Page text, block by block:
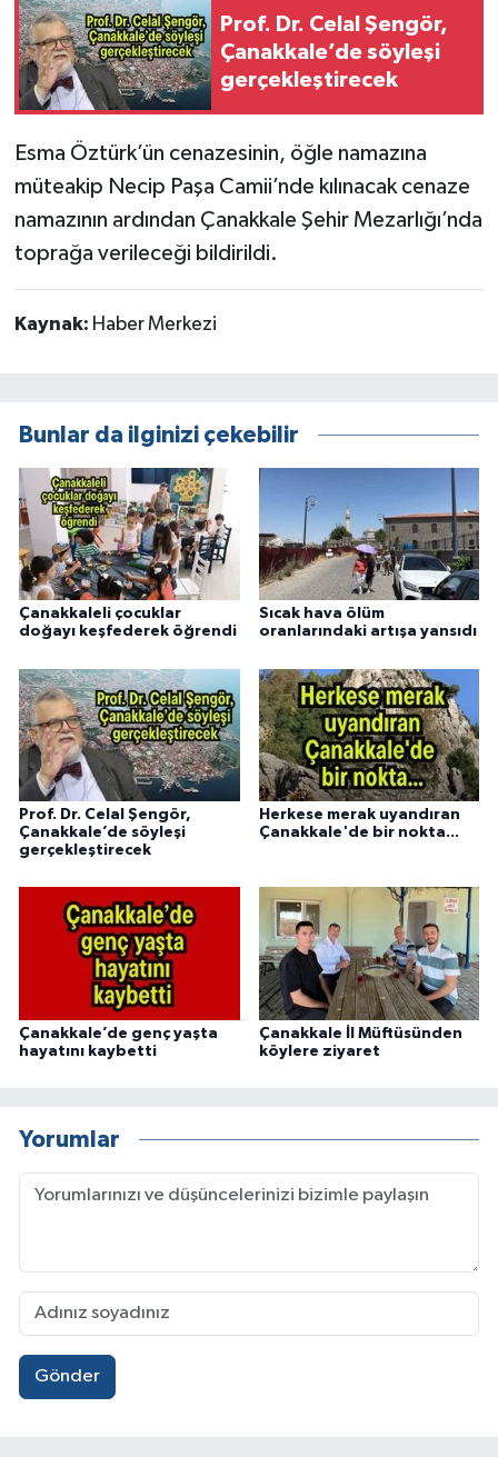
Prof. Dr. Celal Şengör,
Çanakkale’de söyleşi
gerçekleştirecek
Esma Öztürk’ün cenazesinin, öğle namazına
müteakip Necip Paşa Camii’nde kılınacak cenaze
namazının ardından Çanakkale Şehir Mezarlığı’nda
toprağa verileceği bildirildi.
Kaynak: Haber Merkezi
Bunlar da ilginizi çekebilir
Çanakkaleli çocuklar
doğayı keşfederek öğrendi
Sıcak hava ölüm
oranlarındaki artışa yansıdı
Prof. Dr. Celal Şengör,
Çanakkale’de söyleşi
gerçekleştirecek
Herkese merak uyandıran
Çanakkale'de bir nokta...
Çanakkale’de genç yaşta
hayatını kaybetti
Çanakkale İl Müftüsünden
köylere ziyaret
Yorumlar
Gönder